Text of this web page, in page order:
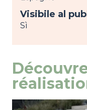
Visibile al
Sì
Image
mostra